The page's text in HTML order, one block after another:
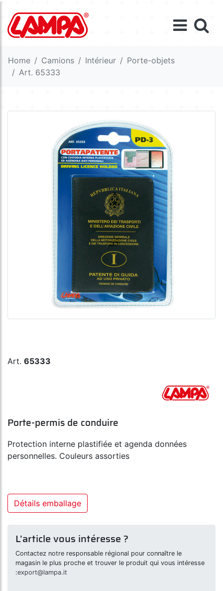
Home Camions Intérieur
Porte-objets
Art. 65333
Art. 65333
Porte-permis de conduire
Protection interne plastifiée et agenda données
personnelles. Couleurs assorties
Détails emballage
L’article vous intéresse ?
Contactez notre responsable régional pour connaître le
magasin le plus proche et trouver le produit qui vous intéresse
:export@lampa.it